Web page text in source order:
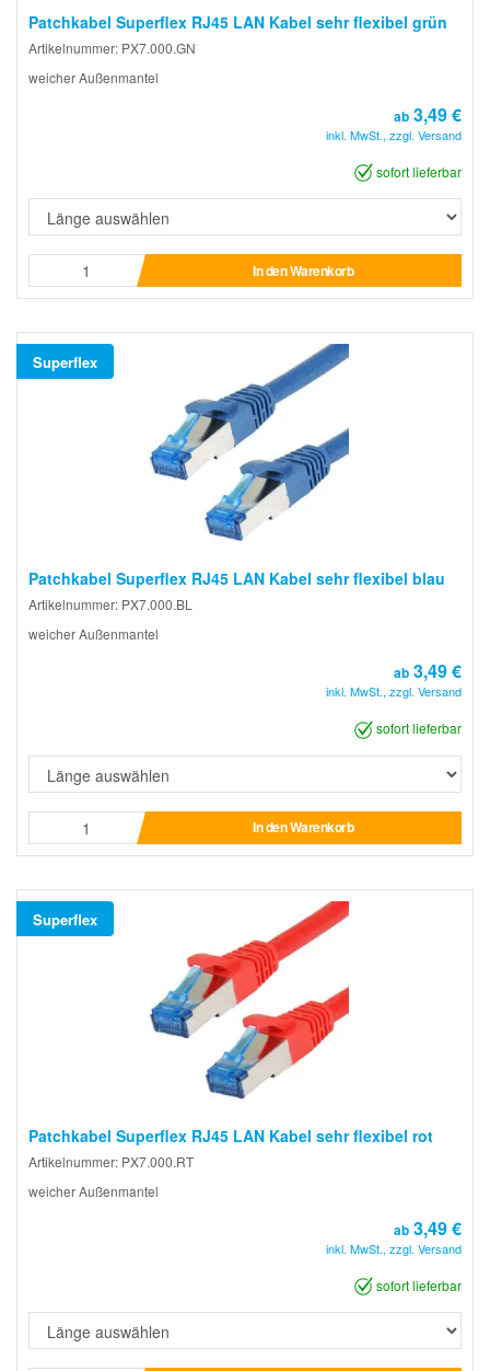
Patchkabel Superflex RJ45 LAN Kabel sehr flexibel grün
Artikelnummer: PX7.000.GN
weicher Außenmantel
ab 3,49 €
inkl. MwSt., zzgl. Versand
sofort lieferbar
In den Warenkorb
Superflex
Patchkabel Superflex RJ45 LAN Kabel sehr flexibel blau
Artikelnummer: PX7.000.BL
weicher Außenmantel
ab 3,49 €
inkl. MwSt., zzgl. Versand
sofort lieferbar
In den Warenkorb
Superflex
Patchkabel Superflex RJ45 LAN Kabel sehr flexibel rot
Artikelnummer: PX7.000.RT
weicher Außenmantel
ab 3,49 €
inkl. MwSt., zzgl. Versand
sofort lieferbar